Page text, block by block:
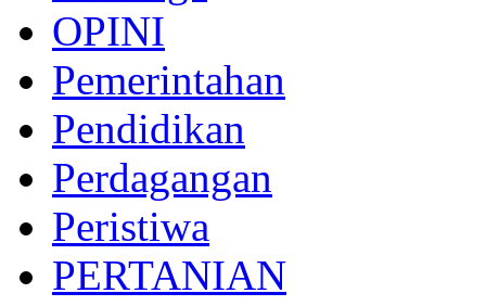
OPINI
Pemerintahan
Pendidikan
Perdagangan
Peristiwa
PERTANIAN